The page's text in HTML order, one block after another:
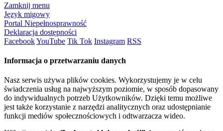
Zamknij menu
Język migowy
Portal Niepełnosprawność
Deklaracja dostępności
FacebookYouTube Tik Tok Instagram RSS
Informacja o przetwarzaniu danych
Nasz serwis używa plików cookies. Wykorzystujemy je w celu
świadczenia usług na najwyższym poziomie, w sposób dopasowany
do indywidualnych potrzeb Użytkowników. Dzięki temu możliwe
jest także korzystanie z narzędzi analitycznych oraz udostępnianie
funkcji mediów społecznościowych i odtwarzacza wideo.